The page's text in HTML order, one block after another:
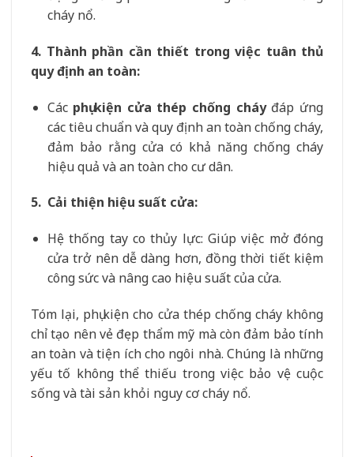
cháy nổ.
4. Thành phần cần thiết trong việc tuân thủ
quy định an toàn:
Các phụ kiện cửa thép chống cháyđáp ứng
các tiêu chuẩn và quy định an toàn chống cháy,
đảm bảo rằng cửa có khả năng chống cháy
hiệu quả và an toàn cho cư dân.
5. Cải thiện hiệu suất cửa:
Hệ thống tay co thủy lực: Giúp việc mở đóng
cửa trở nên dễ dàng hơn, đồng thời tiết kiệm
công sức và nâng cao hiệu suất của cửa.
Tóm lại, phụ kiện cho cửa thép chống cháy không
chỉ tạo nên vẻ đẹp thẩm mỹ mà còn đảm bảo tính
an toàn và tiện ích cho ngôi nhà. Chúng là những
yếu tố không thể thiếu trong việc bảo vệ cuộc
sống và tài sản khỏi nguy cơ cháy nổ.